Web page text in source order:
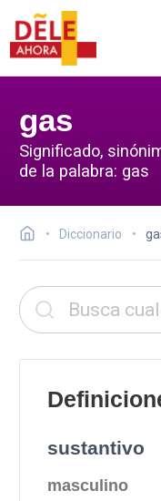
gas
Significado,
de la palabra: gas
Diccionario
sustantivo
masculino